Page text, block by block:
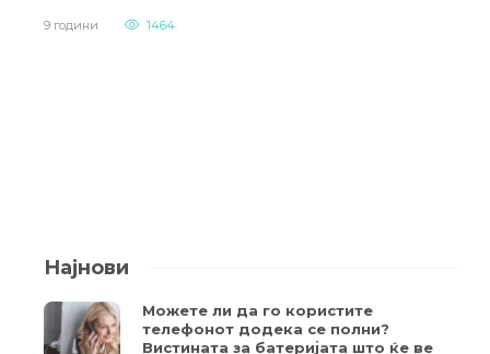
9 години 1464
Најнови
Можете ли да го користите
телефонот додека се полни?
Вистината за батеријата што ќе ве